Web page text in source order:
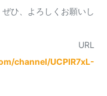
ひ、よろしくお願いし
URL
channel/UCPIR7xL-